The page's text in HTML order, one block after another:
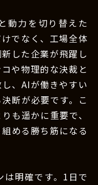
動力を切り替えた
でなく、工場全体
した企業が飛躍し
や物理的な決裁と
、AIが働きやすい
断が必要です。こ
も遥かに重要で、
める勝ち筋になる
は明確です。1日で